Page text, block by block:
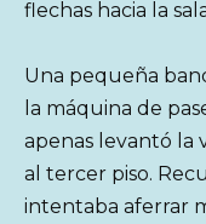
flechas hacia la
Una pequeña
la máquina de
apenas levantó la
al tercer piso.
intentaba aferrar